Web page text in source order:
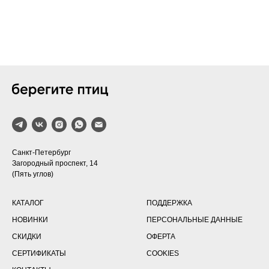
Санкт-Петербург
Загородный проспект, 14
(Пять углов)
КАТАЛОГ
НОВИНКИ
СКИДКИ
СЕРТИФИКАТЫ
ПОДДЕРЖКА
ПЕРСОНАЛЬНЫЕ ДАННЫЕ
ОФЕРТА
COOKIES